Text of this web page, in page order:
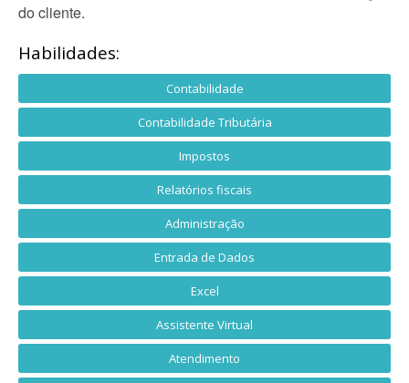
do cliente.
Habilidades:
Contabilidade
Contabilidade Tributária
Impostos
Relatórios fiscais
Administração
Entrada de Dados
Excel
Assistente Virtual
Atendimento